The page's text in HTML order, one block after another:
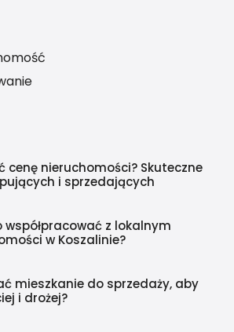
cenę nieruchomości? Skuteczne
i sprzedających
z lokalnym
w Koszalinie?
mieszkanie do sprzedaży, aby
i drożej?